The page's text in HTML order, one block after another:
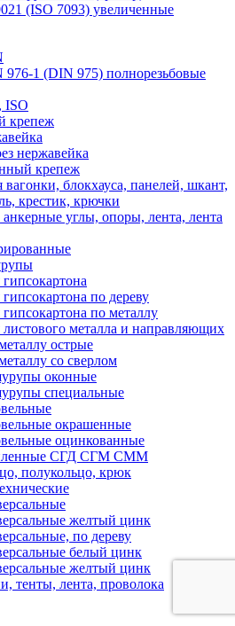
(ISO 7093) увеличенные
1 (DIN 975) полнорезьбовые
крепеж
нержавейка
крепеж
блокхауса, панелей, шкант,
крестик, крючки
углы, опоры, лента, лента
по дереву
по металлу
металла и направляющих
острые
со сверлом
оконные
специальные
окрашенные
оцинкованные
СГД СГМ СММ
полукольцо, крюк
желтый цинк
по дереву
белый цинк
желтый цинк
тенты, лента, проволока